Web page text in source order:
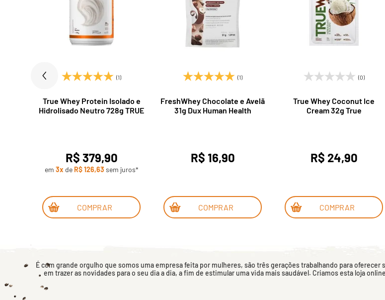
(1)
True Whey Protein Isolado e
Hidrolisado Neutro 728g TRUE
R$ 379,90
em 3x deR$ 126,63 sem juros*
COMPRAR
(1)
FreshWhey Chocolate e Avelã
31g Dux Human Health
R$ 16,90
COMPRAR
(0)
True Whey Coconut Ice
Cream 32g True
R$ 24,90
COMPRAR
É com grande orgulho que somos uma empresa feita por mulheres, são três gerações trabalhando para
em trazer as novidades para o seu dia a dia, a fim de estimular uma vida mais saudável. Criamos esta loja